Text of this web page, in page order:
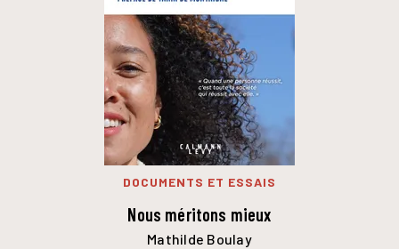
DOCUMENTS ET ESSAIS
Nous méritons mieux
Mathilde Boulay